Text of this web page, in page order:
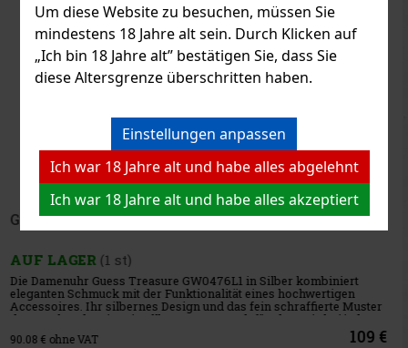
Um diese Website zu besuchen, müssen Sie
mindestens 18 Jahre alt sein. Durch Klicken auf
„Ich bin 18 Jahre alt” bestätigen Sie, dass Sie
diese Altersgrenze überschritten haben.
Einstellungen anpassen
Ich war 18 Jahre alt und habe alles abgelehnt
Ich war 18 Jahre alt und habe alles akzeptiert
(2 st)
Damen-Ringuhr Fossil ES5245 verbindet die praktische Funktion
einer Uhr mit der zarten Schönheit eines modernen
Schmuckstücks. Mit ihrem minimalistischen weißen Zifferblatt mit
Sonnenmuster und ihrer kompakten Form ist sie das ideale
Accessoire für F
86.78€ ohne VAT 105 €
Aktion
Guess GW0572G2 Headline Uhr
AUF LAGER(1 st)
Die Herrenuhr Guess Headline GW0572G2 in einem gewagten
Golddesign ist die perfekte Kombination aus modischem Stil und
Funktionalität. Ihr unverwechselbares Aussehen mit rundem,
quadratischem Gehäuse, Schraubendetails und strukturiertem
Ombré-Zifferb
114.88 € ohne VAT 139 €